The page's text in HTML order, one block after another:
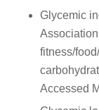
Glycemic
fitness/
Accessed